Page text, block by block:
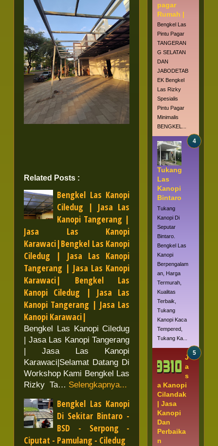
Related Posts :
Bengkel Las Kanopi
Ciledug | Jasa Las
Kanopi Tangerang |
Jasa Las Kanopi
Karawaci|Bengkel Las Kanopi
Ciledug | Jasa Las Kanopi
Tangerang | Jasa Las Kanopi
Karawaci| Bengkel Las
Kanopi Ciledug | Jasa Las
Kanopi Tangerang | Jasa Las
Kanopi Karawaci|
Bengkel Las Kanopi Ciledug
| Jasa Las Kanopi Tangerang
| Jasa Las Kanopi
Karawaci|Selamat Datang Di
Workshop Kami Bengkel Las
Rizky Ta… Selengkapnya...
Bengkel Las Kanopi
Di Sekitar Bintaro -
BSD - Serpong -
Ciputat - Pamulang - Ciledug
pagar
Rumah |
Bengkel Las
Pintu Pagar
TANGERAN
G SELATAN
DAN
JABODETAB
EK Bengkel
Las Rizky
Spesialis
Pintu Pagar
Minimalis
BENGKEL...
Tukang
Las
Kanopi
Bintaro
Tukang
Kanopi Di
Seputar
Bintaro.
Bengkel Las
Kanopi
Berpengalam
an, Harga
Termurah,
Kualitas
Terbaik,
Tukang
Kanopi Kaca
Tempered,
Tukang Ka...
J
a
s
a Kanopi
Cilandak
| Jasa
Kanopi
Dan
Perbaika
n